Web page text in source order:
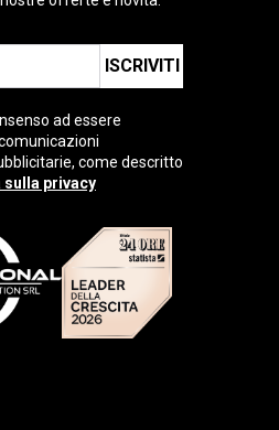
ISCRIVITI
ad essere
come descritto
privacy